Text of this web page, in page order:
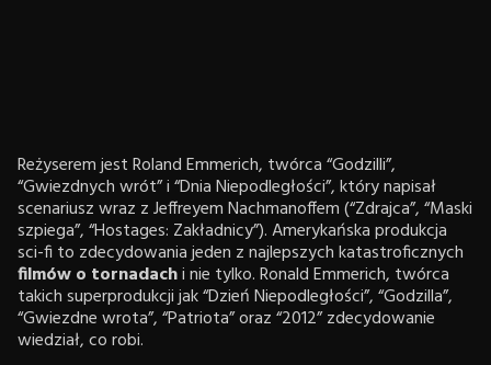
Reżyserem jest Roland Emmerich, twórca “Godzilli”,
“Gwiezdnych wrót” i “Dnia Niepodległości”, który napisał
scenariusz wraz z Jeffreyem Nachmanoffem (“Zdrajca”, “Maski
szpiega”, “Hostages: Zakładnicy”). Amerykańska produkcja
sci-fi to zdecydowania jeden z najlepszych katastroficznych
filmów o tornadachi nie tylko. Ronald Emmerich, twórca
takich superprodukcji jak “Dzień Niepodległości”, “Godzilla”,
“Gwiezdne wrota”, “Patriota” oraz “2012” zdecydowanie
wiedział, co robi.